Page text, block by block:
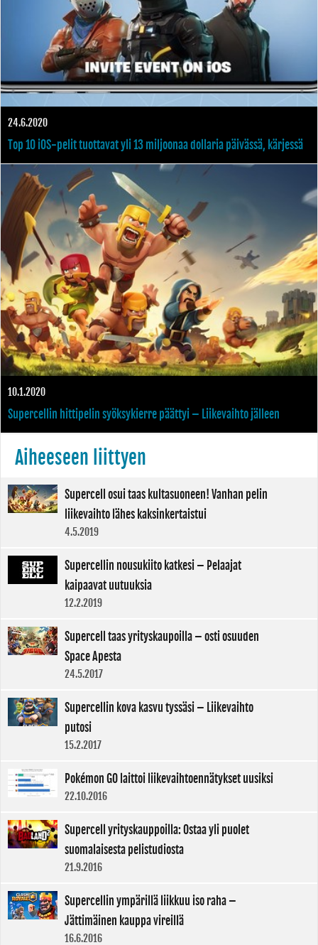
24.6.2020
Top 10 iOS-pelit tuottavat yli 13 miljoonaa dollaria päivässä, kärjessä
Fortnite
10.1.2020
Supercellin hittipelin syöksykierre päättyi – Liikevaihto jälleen
kasvussa
Aiheeseen liittyen
Supercell osui taas kultasuoneen! Vanhan pelin
liikevaihto lähes kaksinkertaistui
4.5.2019
Supercellin nousukiito katkesi – Pelaajat
kaipaavat uutuuksia
12.2.2019
Supercell taas yrityskaupoilla – osti osuuden
Space Apesta
24.5.2017
Supercellin kova kasvu tyssäsi – Liikevaihto
putosi
15.2.2017
Pokémon GO laittoi liikevaihtoennätykset uusiksi
22.10.2016
Supercell yrityskauppoilla: Ostaa yli puolet
suomalaisesta pelistudiosta
21.9.2016
Supercellin ympärillä liikkuu iso raha –
Jättimäinen kauppa vireillä
16.6.2016